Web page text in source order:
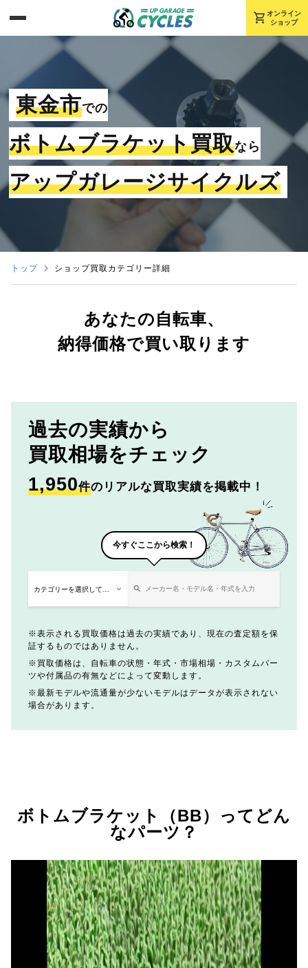
shopping_cart オンライン
ショップ
東金市での
ボトムブラケット買取なら
アップガレージサイクルズ
トップ ショップ買取カテゴリー詳細
あなたの自転車、
納得価格で買い取ります
過去の実績から
買取相場をチェック
1,950件のリアルな買取実績を掲載中！
今すぐここから検索！
表示される買取価格は過去の実績であり、現在の査定額を保
証するものではありません。
買取価格は、自転車の状態・年式・市場相場・カスタムパー
ツや付属品の有無などによって変動します。
最新モデルや流通量が少ないモデルはデータが表示されない
場合があります。
ボトムブラケット（BB）ってどん
なパーツ？